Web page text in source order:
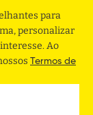
para
personalizar
Ao
Termos de